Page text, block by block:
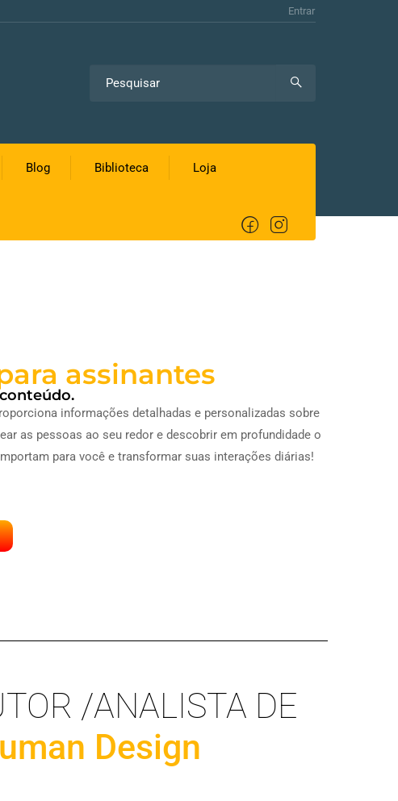
Entrar
Blog Biblioteca Loja
assinantes
informações detalhadas e personalizadas sobre
as pessoas ao seu redor e descobrir em profundidade o
para você e transformar suas interações diárias!
/ANALISTA DE
Design